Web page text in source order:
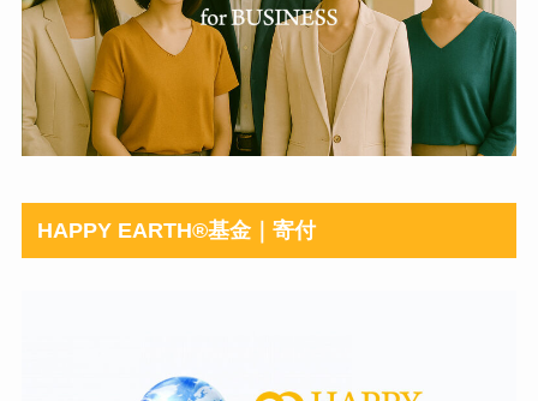
HAPPY EARTH®︎基金｜寄付